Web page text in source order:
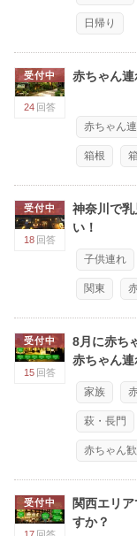
日帰り
受付中
24 回答
赤ちゃん
赤ちゃん
箱根
受付中
18 回答
神奈川で
い！
子供連れ
関東
受付中
15 回答
8月に赤ち
赤ちゃん
家族
萩・長門
赤ちゃん
受付中
関西エリ
すか？